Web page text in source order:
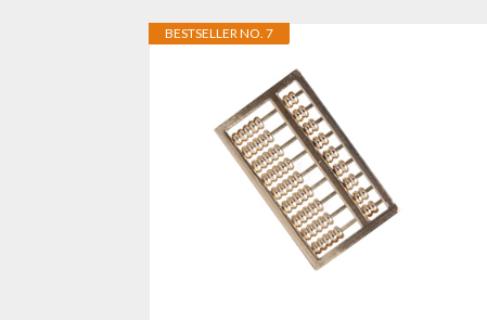
BESTSELLER NO. 7